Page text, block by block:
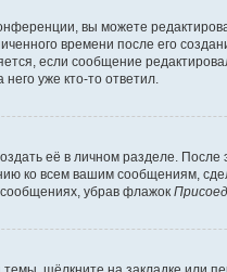
вы можете
времени после его
если сообщение
уже кто-то ответил.
её в личном разделе. После
ко всем вашим сообщениям,
убрав флажок